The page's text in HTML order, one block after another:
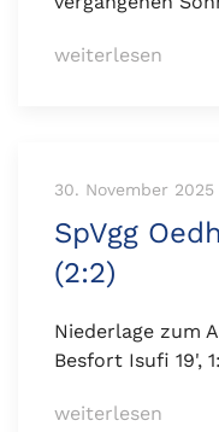
weiterlesen
30. November 2025
SpVgg
(2:2)
Niederlage zum
Besfort Isufi 19',
weiterlesen